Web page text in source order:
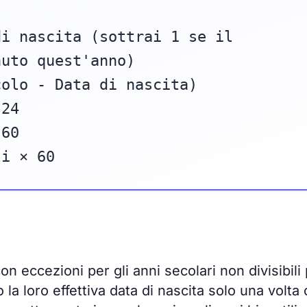
di nascita (sottrai 1 se il
quest'anno)
- Data di nascita)
× 60
eccezioni per gli anni secolari non divisibili
loro effettiva data di nascita solo una volta